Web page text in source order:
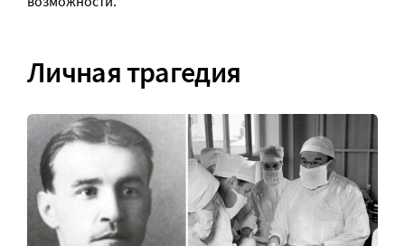
Личная трагедия